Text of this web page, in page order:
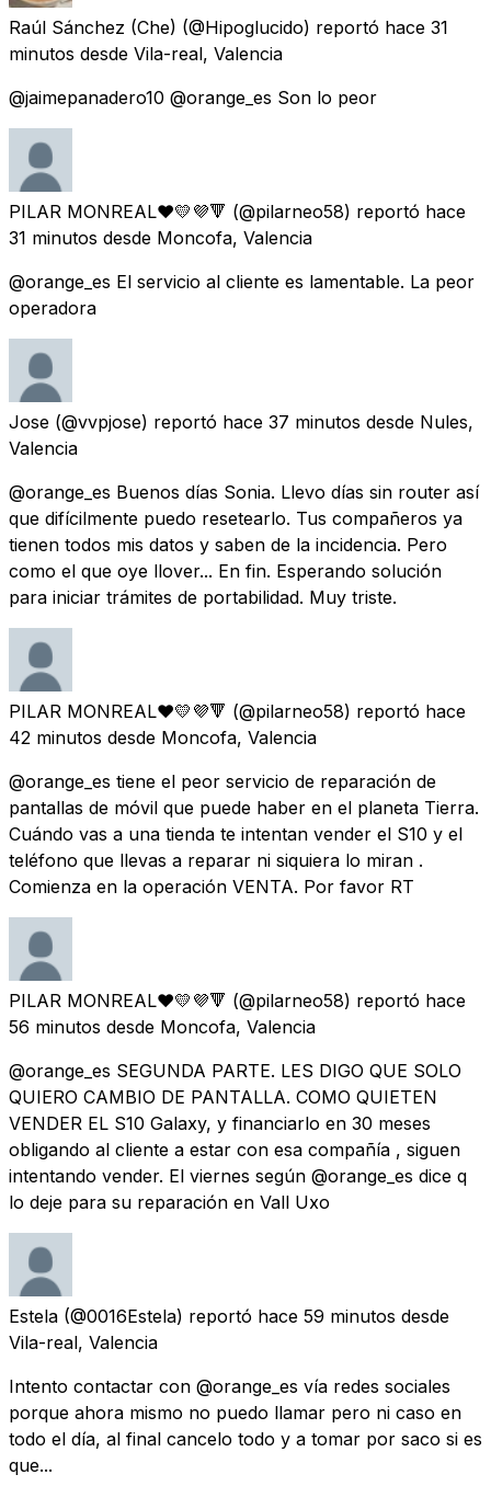
Raúl Sánchez (Che) (@Hipoglucido) reportó hace 31
minutos desde Vila-real, Valencia
@jaimepanadero10 @orange_es Son lo peor
PILAR MONREAL❤💛💜🔻 (@pilarneo58) reportó hace
31 minutos desde Moncofa, Valencia
@orange_es El servicio al cliente es lamentable. La peor
operadora
Jose (@vvpjose) reportó hace 37 minutos desde Nules,
Valencia
@orange_es Buenos días Sonia. Llevo días sin router así
que difícilmente puedo resetearlo. Tus compañeros ya
tienen todos mis datos y saben de la incidencia. Pero
como el que oye llover... En fin. Esperando solución
para iniciar trámites de portabilidad. Muy triste.
PILAR MONREAL❤💛💜🔻 (@pilarneo58) reportó hace
42 minutos desde Moncofa, Valencia
@orange_es tiene el peor servicio de reparación de
pantallas de móvil que puede haber en el planeta Tierra.
Cuándo vas a una tienda te intentan vender el S10 y el
teléfono que llevas a reparar ni siquiera lo miran .
Comienza en la operación VENTA. Por favor RT
PILAR MONREAL❤💛💜🔻 (@pilarneo58) reportó hace
56 minutos desde Moncofa, Valencia
@orange_es SEGUNDA PARTE. LES DIGO QUE SOLO
QUIERO CAMBIO DE PANTALLA. COMO QUIETEN
VENDER EL S10 Galaxy, y financiarlo en 30 meses
obligando al cliente a estar con esa compañía , siguen
intentando vender. El viernes según @orange_es dice q
lo deje para su reparación en Vall Uxo
Estela (@0016Estela) reportó hace 59 minutos desde
Vila-real, Valencia
Intento contactar con @orange_es vía redes sociales
porque ahora mismo no puedo llamar pero ni caso en
todo el día, al final cancelo todo y a tomar por saco si es
que...